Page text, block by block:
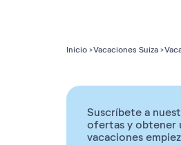
Inicio Vacaciones Suiza
Suscríbete a
ofertas y obtener
vacaciones